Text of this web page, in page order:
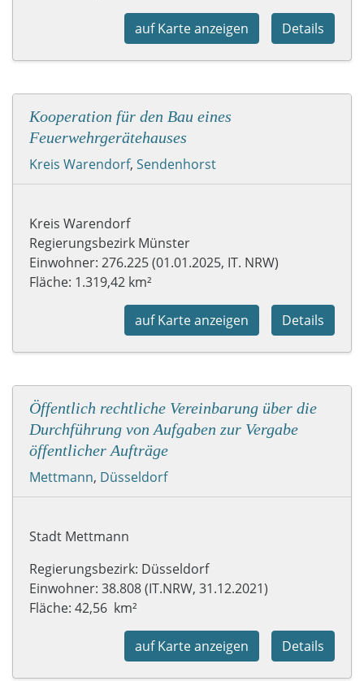
Details
auf Karte anzeigen
Kooperation für den Bau eines
Feuerwehrgerätehauses
Kreis Warendorf, Sendenhorst
Kreis Warendorf
Regierungsbezirk Münster
Einwohner: 276.225 (01.01.2025, IT. NRW)
Fläche: 1.319,42 km²
Details
auf Karte anzeigen
Öffentlich rechtliche Vereinbarung über die
Durchführung von Aufgaben zur Vergabe
öffentlicher Aufträge
Mettmann, Düsseldorf
Stadt Mettmann
Regierungsbezirk: Düsseldorf
Einwohner: 38.808 (IT.NRW, 31.12.2021)
Fläche: 42,56 km²
Details
auf Karte anzeigen